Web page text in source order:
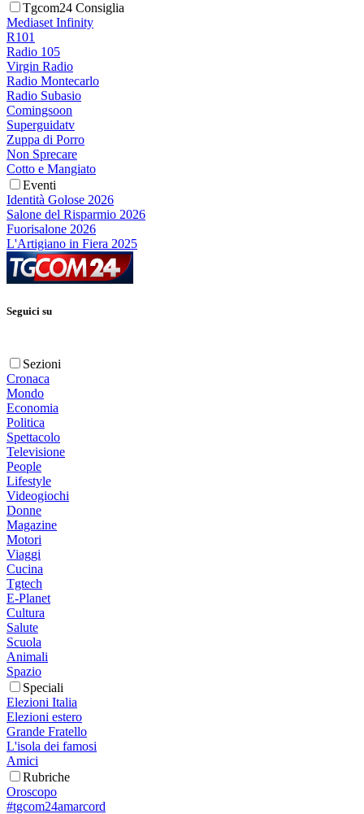
Tgcom24 Consiglia
Mediaset Infinity
R101
Radio 105
Virgin Radio
Radio Montecarlo
Radio Subasio
Comingsoon
Superguidatv
Zuppa di Porro
Non Sprecare
Cotto e Mangiato
Eventi
Identità Golose 2026
Salone del Risparmio 2026
Fuorisalone 2026
L'Artigiano in Fiera 2025
Seguici su
Sezioni
Cronaca
Mondo
Economia
Politica
Spettacolo
Televisione
People
Lifestyle
Videogiochi
Donne
Magazine
Motori
Viaggi
Cucina
Tgtech
E-Planet
Cultura
Salute
Scuola
Animali
Spazio
Speciali
Elezioni Italia
Elezioni estero
Grande Fratello
L'isola dei famosi
Amici
Rubriche
Oroscopo
#tgcom24amarcord